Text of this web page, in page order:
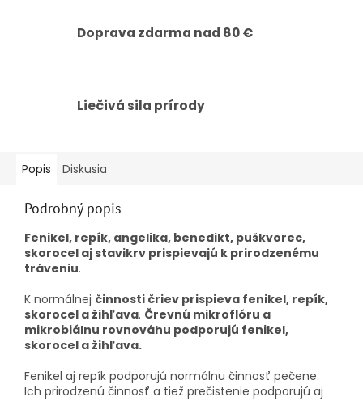
Doprava zdarma nad 80 €
Liečivá sila prírody
Popis Diskusia
Podrobný popis
Fenikel, repík, angelika, benedikt, puškvorec,
skorocel aj stavikrv prispievajú k prirodzenému
tráveniu.
K normálnej činnosti čriev prispieva fenikel, repík,
skorocel a žihľava. Črevnú mikroflóru a
mikrobiálnu rovnováhu podporujú fenikel,
skorocel a žihľava.
Fenikel aj repík podporujú normálnu činnosť pečene.
Ich prirodzenú činnosť a tiež prečistenie podporujú aj